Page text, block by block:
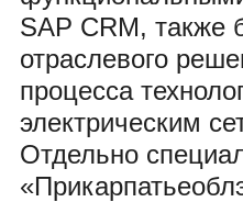
SAP CRM, также
отраслевого
процесса
электрическим
Отдельно